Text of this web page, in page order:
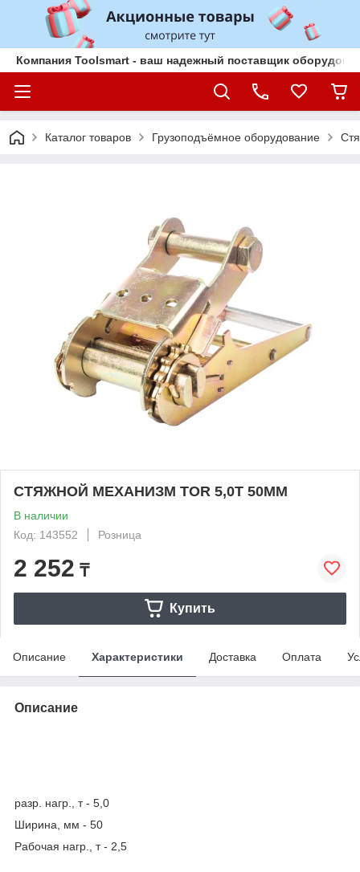
Компания Toolsmart - ваш надежный поставщик
Каталог товаров Грузоподъёмное оборудование
СТЯЖНОЙ МЕХАНИЗМ TOR 5,0Т 50ММ
В наличии
Код: 143552
Розница
2 252 ₸
Купить
Описание Характеристики Доставка Оплата
Описание
разр. нагр., т - 5,0
Ширина, мм - 50
Рабочая нагр., т - 2,5